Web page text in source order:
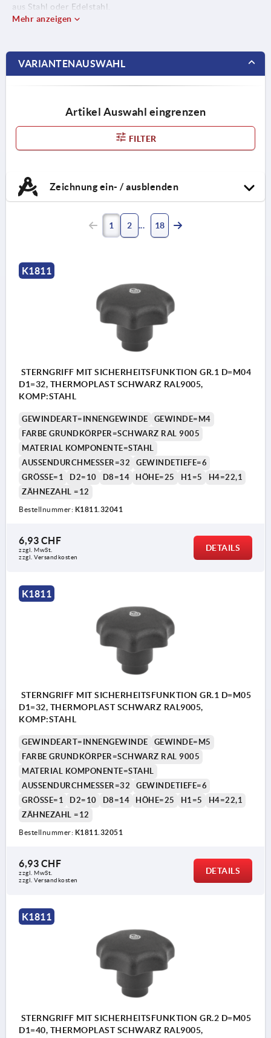
aus Stahl oder Edelstahl.
Mehr anzeigen
VARIANTENAUSWAHL
Artikel Auswahl eingrenzen
FILTER
Zeichnung ein- / ausblenden
1 2 18
K1811
STERNGRIFF MIT SICHERHEITSFUNKTION GR.1 D=M04
D1=32, THERMOPLAST SCHWARZ RAL9005,
KOMP:STAHL
GEWINDEART=INNENGEWINDE
GEWINDE=M4
FARBE GRUNDKÖRPER=SCHWARZ RAL 9005
MATERIAL KOMPONENTE=STAHL
AUSSENDURCHMESSER=32
GEWINDETIEFE=6
GRÖSSE=1
D2=10 D8=14 HÖHE=25 H1=5
H4=22,1
ZÄHNEZAHL =12
Bestellnummer: K1811.32041
6,93 CHF
zzgl. MwSt.
zzgl. Versandkosten
DETAILS
K1811
STERNGRIFF MIT SICHERHEITSFUNKTION GR.1 D=M05
D1=32, THERMOPLAST SCHWARZ RAL9005,
KOMP:STAHL
GEWINDEART=INNENGEWINDE
GEWINDE=M5
FARBE GRUNDKÖRPER=SCHWARZ RAL 9005
MATERIAL KOMPONENTE=STAHL
AUSSENDURCHMESSER=32
GEWINDETIEFE=6
GRÖSSE=1
D2=10 D8=14 HÖHE=25 H1=5
H4=22,1
ZÄHNEZAHL =12
Bestellnummer: K1811.32051
6,93 CHF
zzgl. MwSt.
zzgl. Versandkosten
DETAILS
K1811
STERNGRIFF MIT SICHERHEITSFUNKTION GR.2 D=M05
D1=40, THERMOPLAST SCHWARZ RAL9005,